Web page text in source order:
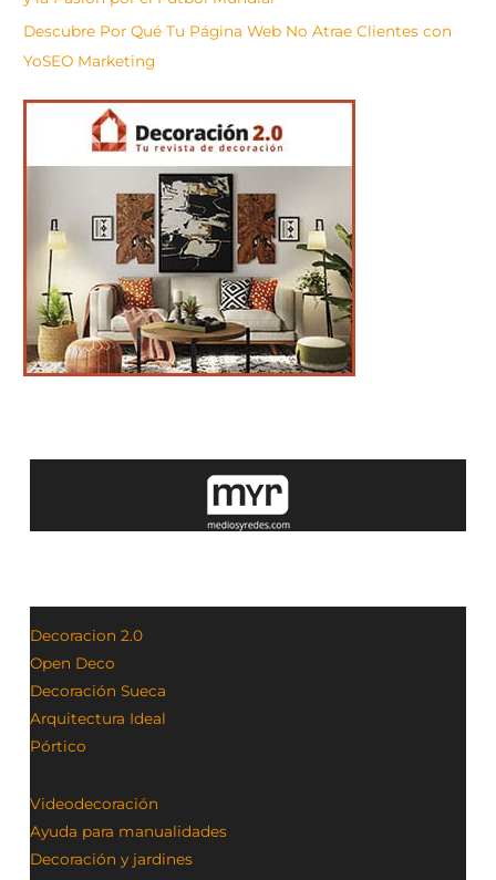
Descubre Por Qué Tu Página Web No Atrae Clientes con
YoSEO Marketing
Decoracion 2.0
Open Deco
Decoración Sueca
Arquitectura Ideal
Pórtico
Videodecoración
Ayuda para manualidades
Decoración y jardines